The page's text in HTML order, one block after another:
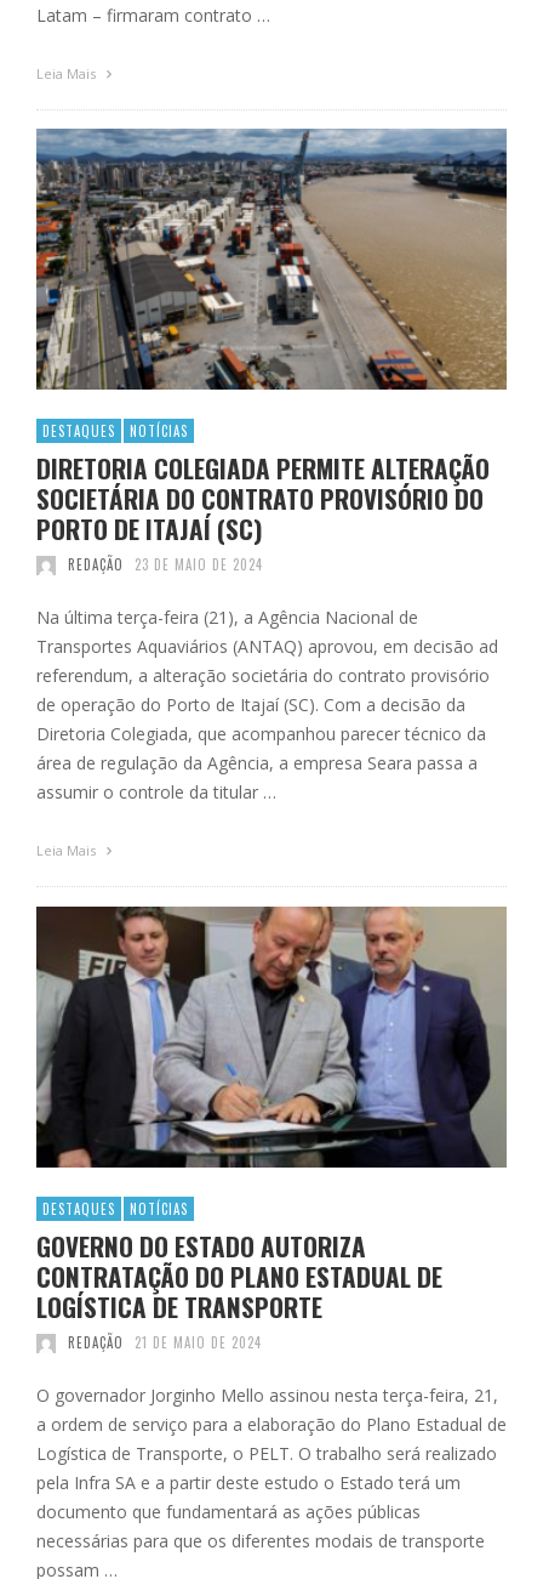
Latam – firmaram contrato …
Leia Mais
DESTAQUES NOTÍCIAS
DIRETORIA COLEGIADA PERMITE ALTERAÇÃO
SOCIETÁRIA DO CONTRATO PROVISÓRIO DO
PORTO DE ITAJAÍ (SC)
REDAÇÃO 23 DE MAIO DE 2024
Na última terça-feira (21), a Agência Nacional de
Transportes Aquaviários (ANTAQ) aprovou, em decisão ad
referendum, a alteração societária do contrato provisório
de operação do Porto de Itajaí (SC). Com a decisão da
Diretoria Colegiada, que acompanhou parecer técnico da
área de regulação da Agência, a empresa Seara passa a
assumir o controle da titular …
Leia Mais
DESTAQUES NOTÍCIAS
GOVERNO DO ESTADO AUTORIZA
CONTRATAÇÃO DO PLANO ESTADUAL DE
LOGÍSTICA DE TRANSPORTE
REDAÇÃO 21 DE MAIO DE 2024
O governador Jorginho Mello assinou nesta terça-feira, 21,
a ordem de serviço para a elaboração do Plano Estadual de
Logística de Transporte, o PELT. O trabalho será realizado
pela Infra SA e a partir deste estudo o Estado terá um
documento que fundamentará as ações públicas
necessárias para que os diferentes modais de transporte
possam …